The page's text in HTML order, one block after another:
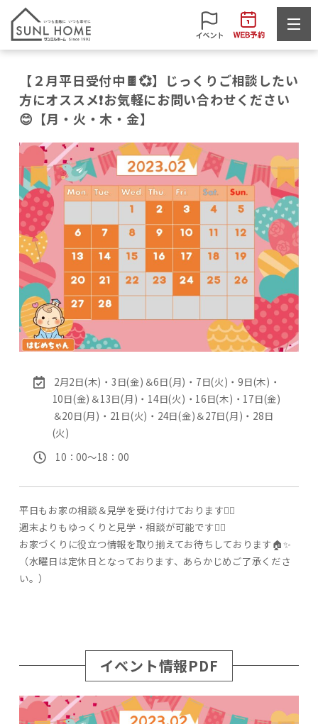
【２月平日受付中🍫💞】じっくりご相談したい
方にオススメ❗お気軽にお問い合わせください
😊【月・火・木・金】
2月2日(木)・3日(金)＆6日(月)・7日(火)・9日(木)・
10日(金)＆13日(月)・14日(火)・16日(木)・17日(金)
＆20日(月)・21日(火)・24日(金)＆27日(月)・28日
(火)
10：00〜18：00
平日もお家の相談＆見学を受け付けております🙆‍♀️
週末よりもゆっくりと見学・相談が可能です💁‍♂️
お家づくりに役立つ情報を取り揃えてお待ちしております🏠✨
（水曜日は定休日となっております、あらかじめご了承くださ
い。）
イベント情報PDF